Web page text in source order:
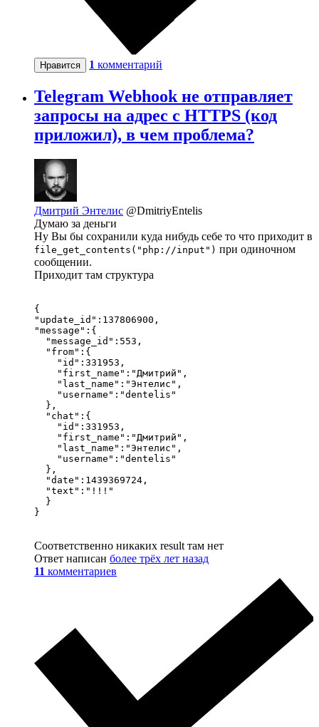
Нравится 1 комментарий
Telegram Webhook не отправляет
запросы на адрес с HTTPS (код
приложил), в чем проблема?
Дмитрий Энтелис @DmitriyEntelis
Думаю за деньги
Ну Вы бы сохранили куда нибудь себе то что приходит в
file_get_contents("php://input") при одиночном
сообщении.
Приходит там структура
{
"update_id":137806900,
"message":{
  "message_id":553,
  "from":{
    "id":331953,
    "first_name":"Дмитрий",
    "last_name":"Энтелис",
    "username":"dentelis"
  },
  "chat":{
    "id":331953,
    "first_name":"Дмитрий",
    "last_name":"Энтелис",
    "username":"dentelis"
  },
  "date":1439369724,
  "text":"!!!"
  }
}
Соответственно никаких result там нет
Ответ написан более трёх лет назад
11 комментариев